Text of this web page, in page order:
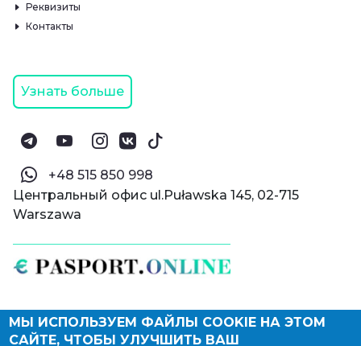
© Паспорт Онлайн 2019—2026
Политика конфиденциальности
Реквизиты
Контакты
Узнать больше
‪+48 515 850 998‬
Центральный офис ul.Puławska 145, 02-715
Warszawa
МЫ ИСПОЛЬЗУЕМ ФАЙЛЫ COOKIE НА ЭТОМ
САЙТЕ, ЧТОБЫ УЛУЧШИТЬ ВАШ